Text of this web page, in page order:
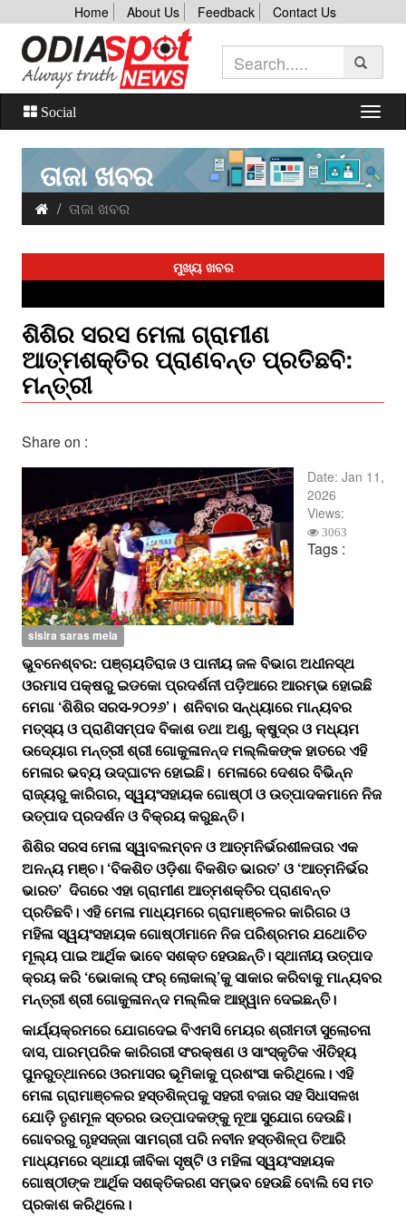
Home About Us Feedback Contact Us
Social
ତାଜା ଖବର
ତାଜା ଖବର
ମୁଖ୍ୟ ଖବର
ଶିଶିର ସରସ ମେଳା ଗ୍ରାମୀଣ
ଆତ୍ମଶକ୍ତିର ପ୍ରାଣବନ୍ତ ପ୍ରତିଛବି:
ମନ୍ତ୍ରୀ
Share on :
Date: Jan 11,
2026
Views:
3063
Tags :
sisira saras mela
ଭୁବନେଶ୍ବର: ପଞ୍ଚାୟତିରାଜ ଓ ପାନୀୟ ଜଳ ବିଭାଗ ଅଧୀନସ୍ଥ
ଓରମାସ ପକ୍ଷରୁ ଇଡକୋ ପ୍ରଦର୍ଶନୀ ପଡ଼ିଆରେ ଆରମ୍ଭ ହୋଇଛି
ମେଗା ‘ଶିଶିର ସରସ-୨୦୨୬’। ଶନିବାର ସନ୍ଧ୍ୟାରେ ମାନ୍ୟବର
ମତ୍ସ୍ୟ ଓ ପ୍ରାଣିସମ୍ପଦ ବିକାଶ ତଥା ଅଣୁ, କ୍ଷୁଦ୍ର ଓ ମଧ୍ୟମ
ଉଦ୍ୟୋଗ ମନ୍ତ୍ରୀ ଶ୍ରୀ ଗୋକୁଳାନନ୍ଦ ମଲ୍ଲିକଙ୍କ ହାତରେ ଏହି
ମେଳାର ଭବ୍ୟ ଉଦ୍ଘାଟନ ହୋଇଛି। ମେଳାରେ ଦେଶର ବିଭିନ୍ନ
ରାଜ୍ୟରୁ କାରିଗର, ସ୍ୱୟଂସହାୟକ ଗୋଷ୍ଠୀ ଓ ଉତ୍ପାଦକମାନେ ନିଜ
ଉତ୍ପାଦ ପ୍ରଦର୍ଶନ ଓ ବିକ୍ରୟ କରୁଛନ୍ତି।
ଶିଶିର ସରସ ମେଳା ସ୍ୱାବଲମ୍ବନ ଓ ଆତ୍ମନିର୍ଭରଶୀଳତାର ଏକ
ଅନନ୍ୟ ମଞ୍ଚ। ‘ବିକଶିତ ଓଡ଼ିଶା ବିକଶିତ ଭାରତ’ ଓ ‘ଆତ୍ମନିର୍ଭର
ଭାରତ’ ଦିଗରେ ଏହା ଗ୍ରାମୀଣ ଆତ୍ମଶକ୍ତିର ପ୍ରାଣବନ୍ତ
ପ୍ରତିଛବି। ଏହି ମେଳା ମାଧ୍ୟମରେ ଗ୍ରାମାଞ୍ଚଳର କାରିଗର ଓ
ମହିଳା ସ୍ୱୟଂସହାୟକ ଗୋଷ୍ଠୀମାନେ ନିଜ ପରିଶ୍ରମର ଯଥୋଚିତ
ମୂଲ୍ୟ ପାଇ ଆର୍ଥିକ ଭାବେ ସଶକ୍ତ ହେଉଛନ୍ତି। ସ୍ଥାନୀୟ ଉତ୍ପାଦ
କ୍ରୟ କରି ‘ଭୋକାଲ୍ ଫର୍ ଲୋକାଲ୍’କୁ ସାକାର କରିବାକୁ ମାନ୍ୟବର
ମନ୍ତ୍ରୀ ଶ୍ରୀ ଗୋକୁଳାନନ୍ଦ ମଲ୍ଲିକ ଆହ୍ୱାନ ଦେଇଛନ୍ତି।
କାର୍ଯ୍ୟକ୍ରମରେ ଯୋଗଦେଇ ବିଏମସି ମେୟର ଶ୍ରୀମତୀ ସୁଲୋଚନା
ଦାସ, ପାରମ୍ପରିକ କାରିଗରୀ ସଂରକ୍ଷଣ ଓ ସାଂସ୍କୃତିକ ଐତିହ୍ୟ
ପୁନରୁତ୍ଥାନରେ ଓରମାସର ଭୂମିକାକୁ ପ୍ରଶଂସା କରିଥିଲେ। ଏହି
ମେଳା ଗ୍ରାମାଞ୍ଚଳର ହସ୍ତଶିଳ୍ପକୁ ସହରୀ ବଜାର ସହ ସିଧାସଳଖ
ଯୋଡ଼ି ତୃଣମୂଳ ସ୍ତରର ଉତ୍ପାଦକଙ୍କୁ ନୂଆ ସୁଯୋଗ ଦେଉଛି।
ଗୋବରରୁ ଗୃହସଜ୍ଜା ସାମଗ୍ରୀ ପରି ନବୀନ ହସ୍ତଶିଳ୍ପ ତିଆରି
ମାଧ୍ୟମରେ ସ୍ଥାୟୀ ଜୀବିକା ସୃଷ୍ଟି ଓ ମହିଳା ସ୍ୱୟଂସହାୟକ
ଗୋଷ୍ଠୀଙ୍କ ଆର୍ଥିକ ସଶକ୍ତିକରଣ ସମ୍ଭବ ହେଉଛି ବୋଲି ସେ ମତ
ପ୍ରକାଶ କରିଥିଲେ।